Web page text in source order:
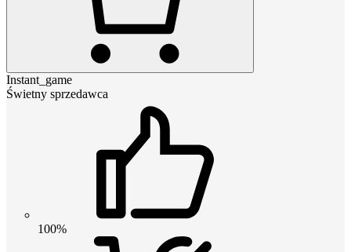
Instant_game
Świetny sprzedawca
100%